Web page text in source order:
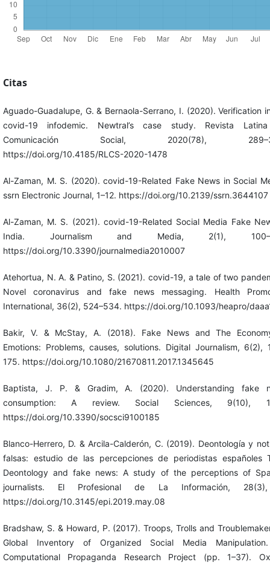
Citas
Aguado-Guadalupe, G. & Bernaola-Serrano, I. (2020). Verification
covid-19 infodemic. Newtral’s case study. Revista
Comunicación Social, 2020(78),
https://doi.org/10.4185/RLCS-2020-1478
Al-Zaman, M. S. (2020). covid-19-Related Fake News in Social
ssrn Electronic Journal, 1–12. https://doi.org/10.2139/ssrn.3644107
Al-Zaman, M. S. (2021). covid-19-Related Social Media Fake
India. Journalism and Media, 2(1),
https://doi.org/10.3390/journalmedia2010007
Atehortua, N. A. & Patino, S. (2021). covid-19, a tale of two
Novel coronavirus and fake news messaging. Health
International, 36(2), 524–534. https://doi.org/10.1093/heapro/
Bakir, V. & McStay, A. (2018). Fake News and The
Emotions: Problems, causes, solutions. Digital Journalism, 6(2),
175. https://doi.org/10.1080/21670811.2017.1345645
Baptista, J. P. & Gradim, A. (2020). Understanding fake
consumption: A review. Social Sciences, 9(10),
https://doi.org/10.3390/socsci9100185
Blanco-Herrero, D. & Arcila-Calderón, C. (2019). Deontología y
falsas: estudio de las percepciones de periodistas españoles
Deontology and fake news: A study of the perceptions of
journalists. El Profesional de La Información,
https://doi.org/10.3145/epi.2019.may.08
Bradshaw, S. & Howard, P. (2017). Troops, Trolls and
Global Inventory of Organized Social Media
Computational Propaganda Research Project (pp. 1–37).